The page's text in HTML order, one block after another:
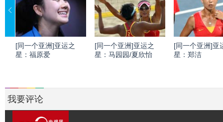
[同一个亚洲]亚运之
星：福原爱
[同一个亚洲]亚运之
星：马园园/夏欣怡
[同一个亚洲]亚
星：郑洁
我要评论